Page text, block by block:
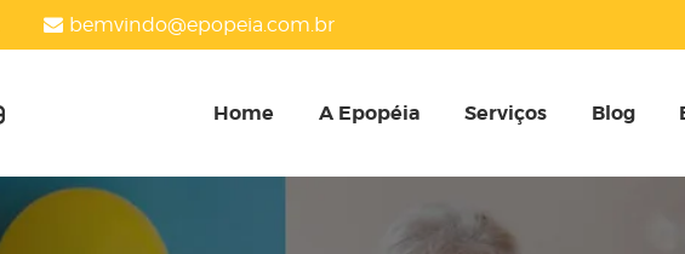
bemvindo@epopeia.com.br
Home A Epopéia Serviços Blog
HOME
A EPOPÉIA
SERVIÇOS